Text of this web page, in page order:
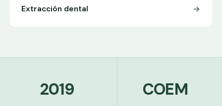
Extracción dental
2019 COEM